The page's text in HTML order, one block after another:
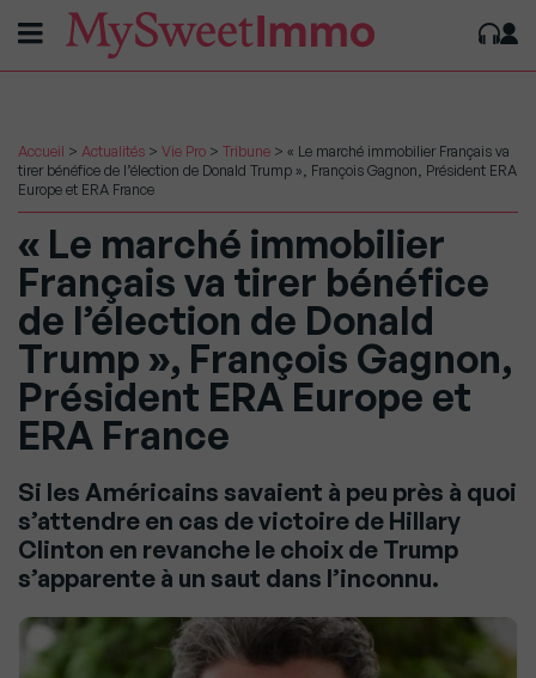
Accueil > Actualités > Vie Pro > Tribune > « Le marché immobilier Français va
tirer bénéfice de l’élection de Donald Trump », François Gagnon, Président ERA
Europe et ERA France
« Le marché immobilier
Français va tirer bénéfice
de l’élection de Donald
Trump », François Gagnon,
Président ERA Europe et
ERA France
Si les Américains savaient à peu près à quoi
s’attendre en cas de victoire de Hillary
Clinton en revanche le choix de Trump
s’apparente à un saut dans l’inconnu.